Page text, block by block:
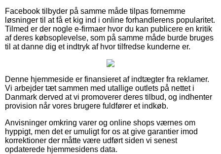
Facebook tilbyder på samme måde tilpas fornemme
løsninger til at få et kig ind i online forhandlerens popularitet.
Tilmed er der nogle e-firmaer hvor du kan publicere en kritik
af deres købsoplevelse, som på samme måde burde bruges
til at danne dig et indtryk af hvor tilfredse kunderne er.
Denne hjemmeside er finansieret af indtægter fra reklamer.
Vi arbejder tæt sammen med utallige outlets på nettet i
Danmark derved at vi promoverer deres tilbud, og indhenter
provision når vores brugere fuldfører et indkøb.
Anvisninger omkring varer og online shops værnes om
hyppigt, men det er umuligt for os at give garantier imod
korrektioner der måtte være udført siden vi senest
opdaterede hjemmesidens data.